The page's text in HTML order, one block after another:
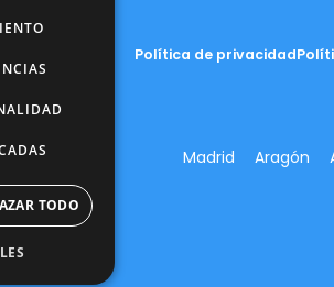
Política de privacidad
Madrid Aragón
TODO